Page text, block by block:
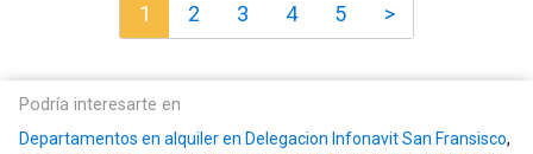
1 2 3 4 5 >
Podría interesarte en
Departamentos en alquiler en Delegacion Infonavit San Fransisco,